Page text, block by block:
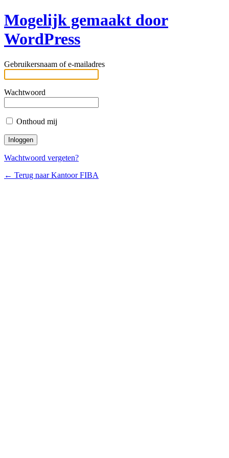
Mogelijk gemaakt door
WordPress
Gebruikersnaam of e-mailadres
Wachtwoord
Onthoud mij
Wachtwoord vergeten?
← Terug naar Kantoor FIBA